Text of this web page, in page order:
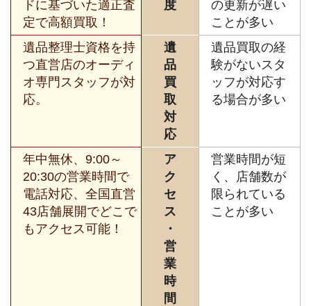
ドに基づいた適正査
定で高額買取！
度
の更新が遅い
ことが多い
遺品整理士資格を持
つ直営店のオーディ
オ専門スタッフが対
応。
遺
品
買
取
対
応
遺品買取の経
験がないスタ
ッフが対応す
る場合が多い
年中無休、9:00～
20:30の営業時間で
電話対応、全国直営
43店舗展開でどこで
もアクセス可能！
ア
ク
セ
ス
・
営
業
時
間
営業時間が短
く、店舗数が
限られている
ことが多い